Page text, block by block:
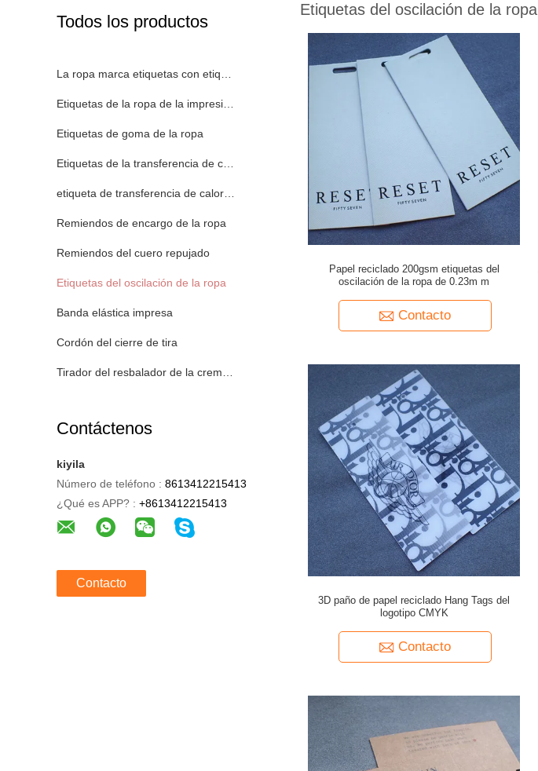
Todos los productos
La ropa marca etiquetas con etiqueta
Etiquetas de la ropa de la impresión de la pantalla
Etiquetas de goma de la ropa
Etiquetas de la transferencia de calor del silicón
etiqueta de transferencia de calor tpu
Remiendos de encargo de la ropa
Remiendos del cuero repujado
Etiquetas del oscilación de la ropa
Banda elástica impresa
Cordón del cierre de tira
Tirador del resbalador de la cremallera
Contáctenos
kiyila
Número de teléfono : 8613412215413
¿Qué es APP? : +8613412215413
Contacto
Etiquetas del oscilación de la ropa
Papel reciclado 200gsm etiquetas del
oscilación de la ropa de 0.23m m
Contacto
3D paño de papel reciclado Hang Tags del
logotipo CMYK
Contacto